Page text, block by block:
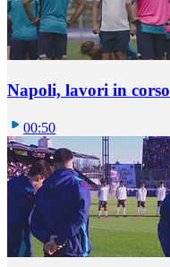
Napoli, lavori in corso
00:50